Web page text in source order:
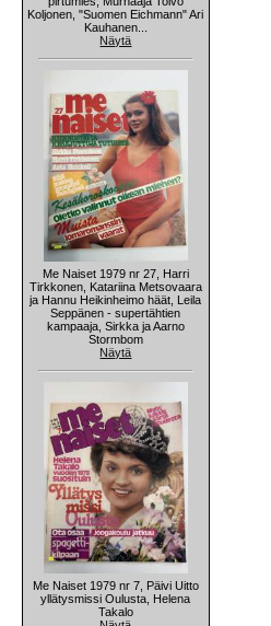
Koljonen, "Suomen Eichmann" Ari
Kauhanen...
Näytä
Me Naiset 1979 nr 27, Harri
Tirkkonen, Katariina Metsovaara
ja Hannu Heikinheimo häät, Leila
Seppänen - supertähtien
kampaaja, Sirkka ja Aarno
Stormbom
Näytä
Me Naiset 1979 nr 7, Päivi Uitto
yllätysmissi Oulusta, Helena
Takalo